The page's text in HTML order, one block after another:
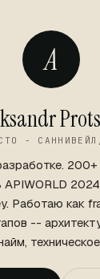
A
CTO -
Работаю как
--